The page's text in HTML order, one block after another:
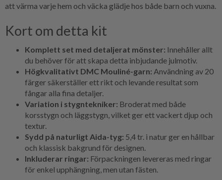
att värma varje hem och väcka glädje hos både barn och vuxna.
Kort om detta kit
Komplett set med detaljerat mönster: Innehåller allt
du behöver för att skapa detta inbjudande julmotiv.
Högkvalitativt DMC Mouliné-garn: Användning av 20
färger säkerställer ett rikt och levande resultat som
fångar alla fina detaljer.
Variation i stygntekniker: Broderat med både
korsstygn och läggstygn, vilket ger ett vackert djup och
textur.
Sydd på naturligt Aida-tyg: 5,4 tr. i natur ger en hållbar
och klassisk bakgrund för designen.
Inkluderar ringar: Förpackningen levereras med ringar
för enkel upphängning, men utan fästen.